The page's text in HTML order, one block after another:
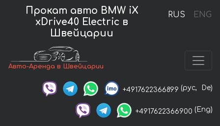
RUS ENG
Прокат авто BMW iX
xDrive40 Electric в
Швейцарии
Авто-Аренда в Швейцарии
+4917622366899 (рус, De)
+4917622366900 (Eng)